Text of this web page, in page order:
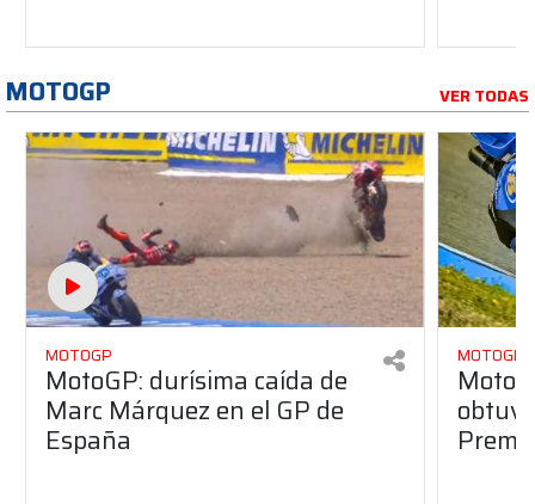
MOTOGP VER TODAS
MOTOGP
MotoGP: durísima caída de
Marc Márquez en el GP de
España
MOTOGP